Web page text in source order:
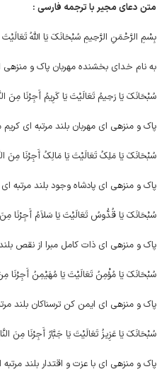
متن دعای مجیر با ترجمه فارسی :
بِسْمِ الرَّحْمَنِ الرَّحِیمِ سُبْحَانَکَ یَا اللَّهُ تَعَالَیْتَ
به نام خداى بخشنده مهربان پاک و منزهى
سُبْحَانَکَ یَا رَحِیمُ تَعَالَیْتَ یَا کَرِیمُ أَجِرْنَا مِنَ
پاک و منزهى اى مهربان بلند مرتبه ‏اى
سُبْحَانَکَ یَا مَلِکُ تَعَالَیْتَ یَا مَالِکُ أَجِرْنَا مِنَ
پاک و منزهى اى پادشاه وجود بلند مرتبه‏
سُبْحَانَکَ یَا قُدُّوسُ تَعَالَیْتَ یَا سَلاَمُ أَجِرْنَا مِنَ
پاک و منزهى اى ذات کامل مبرا از نقص
سُبْحَانَکَ یَا مُؤْمِنُ تَعَالَیْتَ یَا مُهَیْمِنُ أَجِرْنَا مِنَ
پاک و منزهى اى ایمن کن ترسناکان بلند
سُبْحَانَکَ یَا عَزِیزُ تَعَالَیْتَ یَا جَبَّارُ أَجِرْنَا مِنَ
پاک و منزهى اى با عزت و اقتدار بلند